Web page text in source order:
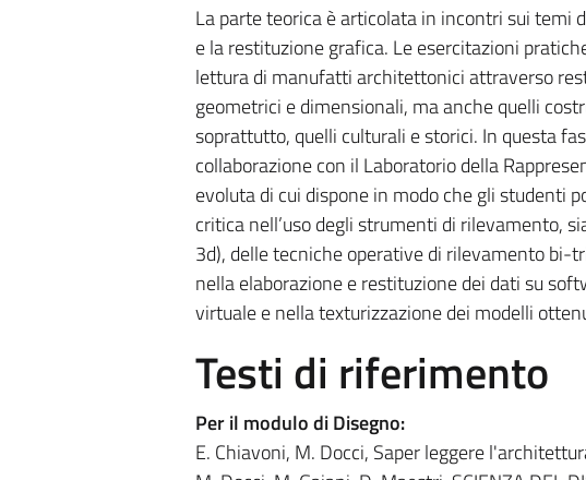
La parte teorica è articolata in incontri sui temi
e la restituzione grafica. Le esercitazioni
lettura di manufatti architettonici attraverso
geometrici e dimensionali, ma anche quelli
soprattutto, quelli culturali e storici. In questa
collaborazione con il Laboratorio della
evoluta di cui dispone in modo che gli studenti
critica nell’uso degli strumenti di rilevamento,
3d), delle tecniche operative di rilevamento bi-
nella elaborazione e restituzione dei dati su
virtuale e nella texturizzazione dei modelli
Testi di riferimento
Per il modulo di Disegno:
E. Chiavoni, M. Docci, Saper leggere